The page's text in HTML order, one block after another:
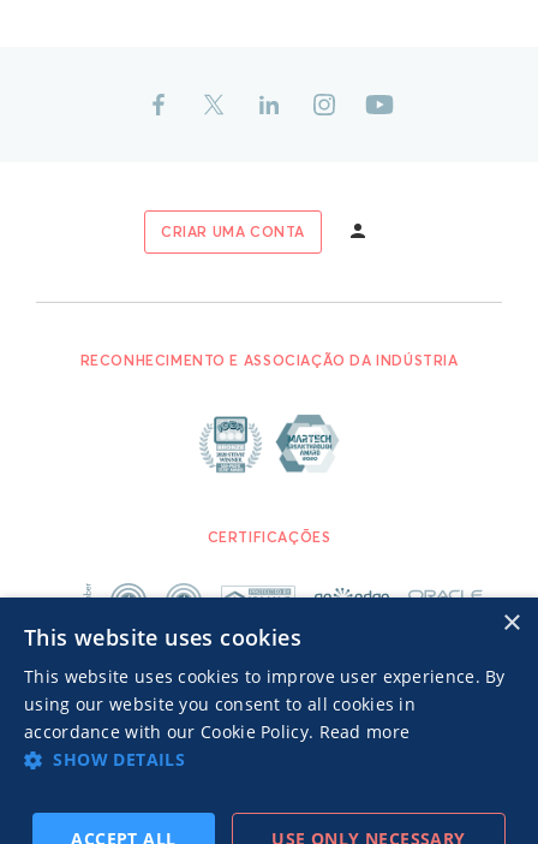
CRIAR UMA CONTA
RECONHECIMENTO E ASSOCIAÇÃO DA INDÚSTRIA
© 2026 MGID Inc. Todos os direitos reservados.
Advertisers TOS
CERTIFICAÇÕES
×
This website uses cookies
This website uses cookies to improve user experience. By
using our website you consent to all cookies in
accordance with our Cookie Policy. Read more
SHOW DETAILS
ACCEPT ALL USE ONLY NECESSARY